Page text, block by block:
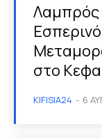
Λαμπρός
στο
KIFISIA24 - 6